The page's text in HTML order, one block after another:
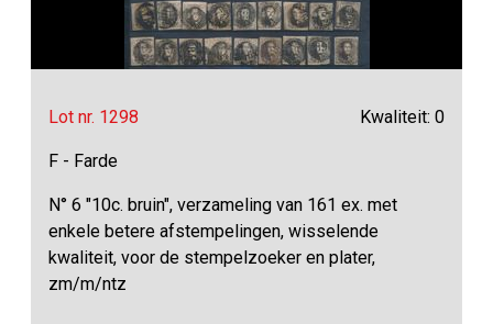
Lot nr. 1298 Kwaliteit: 0
F - Farde
N° 6 "10c. bruin", verzameling van 161 ex. met
enkele betere afstempelingen, wisselende
kwaliteit, voor de stempelzoeker en plater,
zm/m/ntz